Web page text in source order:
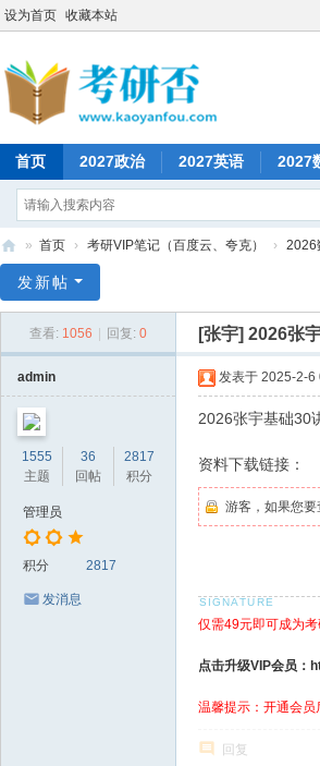
设为首页 收藏本站
首页 2027政治 2027英语 2027
研
» 首页 › 考研VIP笔记（百度云、夸克） › 2026
发新帖
查看: 1056 回复: 0 [张宇] 2026张
admin
1555
主题
36
回帖
2817
积分
管理员
积分 2817
发消息
发表于 2025-2-6
2026张宇基础30
资料下载链接：
游客，如果您
仅需49元即可成为
点击升级VIP会员
温馨提示：开通会
回复